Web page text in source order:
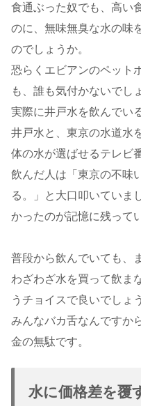
食通ぶった奴でも、高い
のに、無味無臭な水の味
のでしょうか。
恐らくエビアンのペット
も、誰も気付かないでし
実際に井戸水を飲んでい
井戸水と、東京の水道水
体の水が選ばせるテレビ
飲んだ人は「東京の不味
る。」と大口叩いていま
かったのが記憶に残って
普段から飲んでいても、
わざわざ水を買って飲ま
うチョイスで良いでしょ
みんなバカ舌なんですか
金の無駄です。
水に価格差を覆